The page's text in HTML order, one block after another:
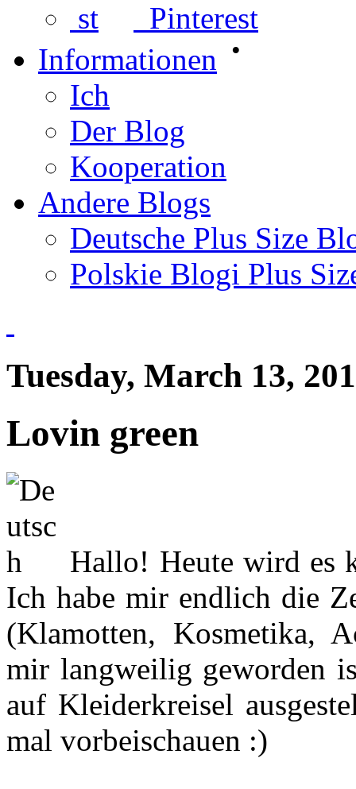
Pinterest
Informationen •
Ich
Der Blog
Kooperation
Andere Blogs
Deutsche Plus Size
Polskie Blogi Plus
Tuesday, March 13,
Lovin green
Hallo! Heute wird es
Ich habe mir endlich die
(Klamotten, Kosmetika,
mir langweilig geworden
auf Kleiderkreisel
mal vorbeischauen :)